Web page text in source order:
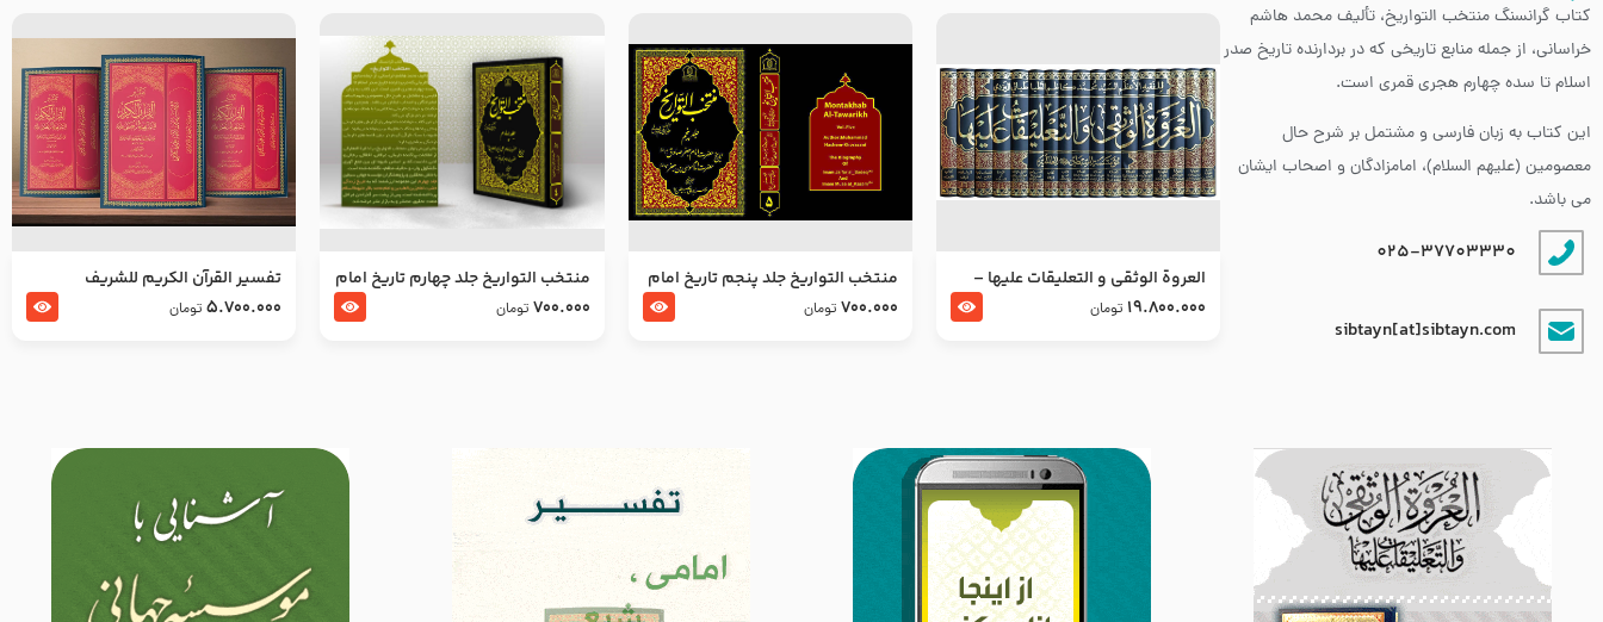
کتاب گرانسنگ منتخب التواريخ، تألیف محمد هاشم
خراسانی، از جمله منابع تاریخی که در بردارنده تاریخ صدر
اسلام تا سده چهارم هجری قمری است.
این کتاب به زبان فارسی و مشتمل بر شرح حال
معصومین (علیهم السلام)، امامزادگان و اصحاب ایشان
می باشد.
025-37703330
sibtayn[at]sibtayn.com
العروة الوثقى و التعليقات عليها –
طرح جدید
19.800.000 تومان
منتخب التواریخ جلد پنجم تاریخ امام
جعفر صادق و امام موسی بن جعفر
700.000 تومان
منتخب التواریخ جلد چهارم تاریخ امام
زین العابدین و امام محمد باقر
700.000 تومان
تفسير القرآن الكريم للشريف
المرتضي قدس سرّه
5.700.000 تومان